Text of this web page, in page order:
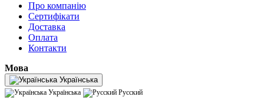
Про компанію
Сертифікати
Доставка
Оплата
Контакти
Мова
Українська
Українська Русский